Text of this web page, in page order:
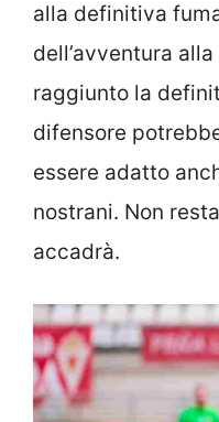
alla definitiva
dell’avventura
raggiunto la
difensore
essere adatto
nostrani. Non
accadrà.